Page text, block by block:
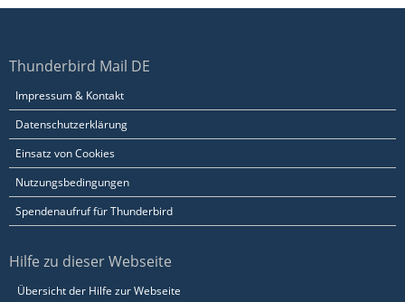
Thunderbird Mail DE
Impressum & Kontakt
Datenschutzerklärung
Einsatz von Cookies
Nutzungsbedingungen
Spendenaufruf für Thunderbird
Hilfe zu dieser Webseite
Übersicht der Hilfe zur Webseite